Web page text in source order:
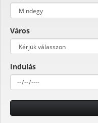
Város
Indulás